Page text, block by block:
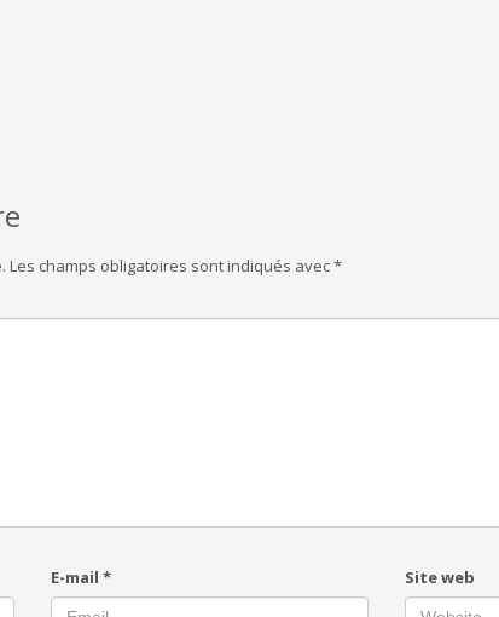
Les champs obligatoires sont indiqués avec*
E-mail* Site web